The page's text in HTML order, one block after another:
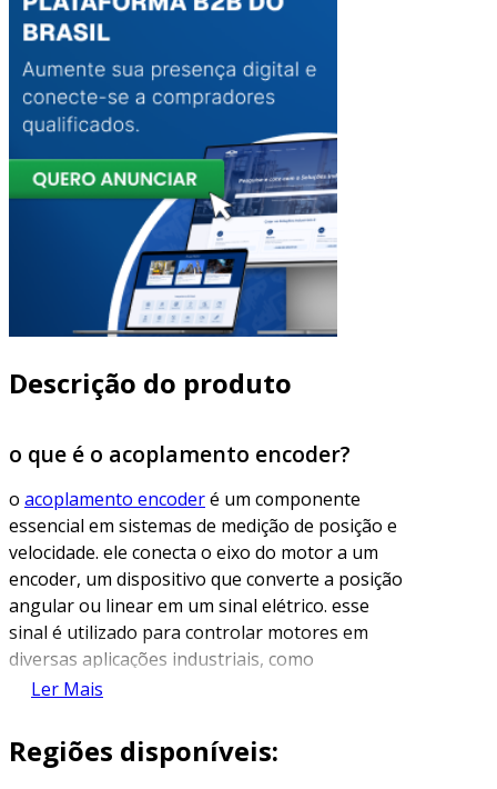
Descrição do produto
o que é o acoplamento encoder?
o acoplamento encoderé um componente
essencial em sistemas de medição de posição e
velocidade. ele conecta o eixo do motor a um
encoder, um dispositivo que converte a posição
angular ou linear em um sinal elétrico. esse
sinal é utilizado para controlar motores em
diversas aplicações industriais, como
automação, robótica e controle de movimento.
variam em design e funcionalidade, mas todos
Ler Mais
Regiões disponíveis: